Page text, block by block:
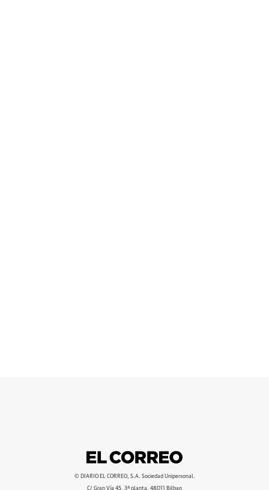
© DIARIO EL CORREO, S.A. Sociedad Unipersonal.
C/ Gran Vía 45, 3ª planta, 48011 Bilbao